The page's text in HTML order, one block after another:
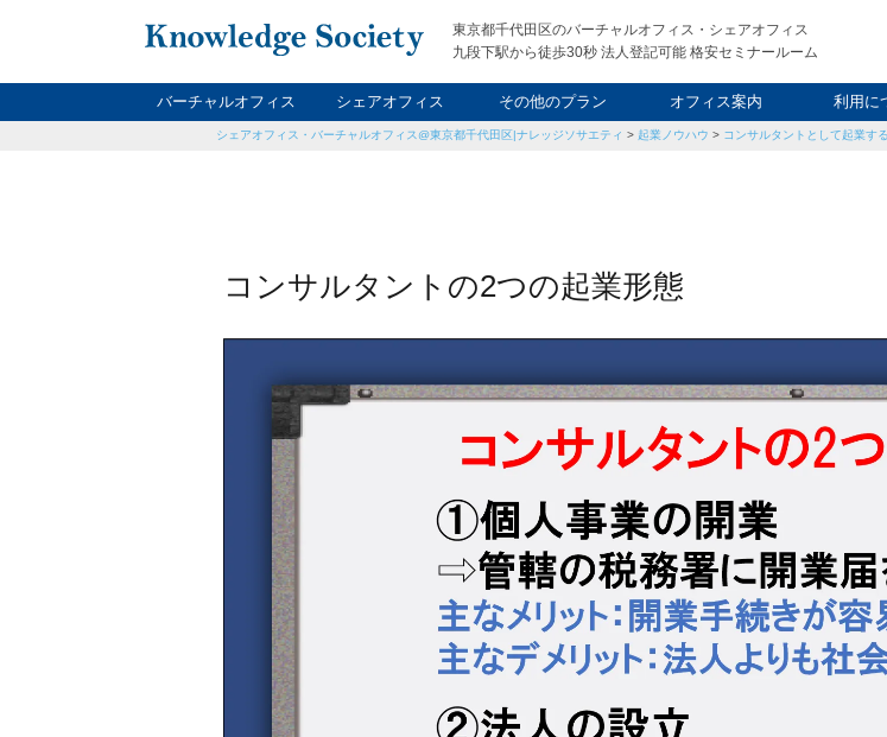
東京都千代田区のバーチャルオフィス・シェアオフィス
九段下駅から徒歩30秒 法人登記可能 格安セミナールーム
バーチャルオフィス シェアオフィス その他のプラン
レンタルオフィス
ナイト&ウィークエンド
貸し会議室
オフィス案内 利用に
利用
申込に
シェアオフィス・バーチャルオフィス@東京都千代田区|ナレッジソサエティ > 起業ノウハウ > コンサルタントとして起業す
コンサルタントの2つの起業形態